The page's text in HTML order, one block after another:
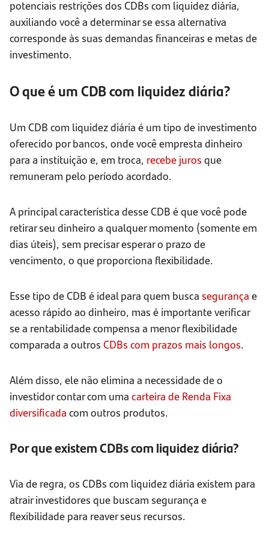
potenciais restrições dos CDBs com liquidez diária,
auxiliando você a determinar se essa alternativa
corresponde às suas demandas financeiras e metas de
investimento.
O que é um CDB com liquidez diária?
Um CDB com liquidez diária é um tipo de investimento
oferecido por bancos, onde você empresta dinheiro
para a instituição e, em troca, recebe juros que
remuneram pelo período acordado.
A principal característica desse CDB é que você pode
retirar seu dinheiro a qualquer momento (somente em
dias úteis), sem precisar esperar o prazo de
vencimento, o que proporciona flexibilidade.
Esse tipo de CDB é ideal para quem busca segurança e
acesso rápido ao dinheiro, mas é importante verificar
se a rentabilidade compensa a menor flexibilidade
comparada a outros CDBs com prazos mais longos.
Além disso, ele não elimina a necessidade de o
investidor contar com uma carteira de Renda Fixa
diversificada com outros produtos.
Por que existem CDBs com liquidez diária?
Via de regra, os CDBs com liquidez diária existem para
atrair investidores que buscam segurança e
flexibilidade para reaver seus recursos.